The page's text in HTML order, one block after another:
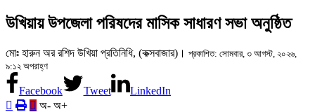
উখিয়ায় উপজেলা পরিষদের মাসিক সাধারণ সভা অনুষ্ঠিত
‎মোঃ হারুন অর রশিদ উখিয়া প্রতিনিধি, (কক্সবাজার)। প্রকাশিত: সোমবার, ৩ আগস্ট, ২০২৬,
৯:১২ অপরাহ্ণ
Facebook Tweet
LinkedIn
অ- অ+